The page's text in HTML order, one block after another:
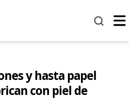
y hasta papel
con piel de